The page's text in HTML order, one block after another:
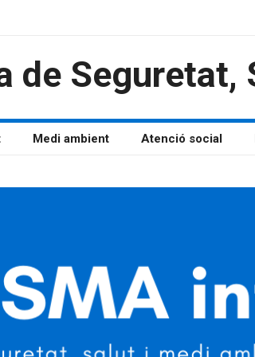
de
Medi ambient Atenció social